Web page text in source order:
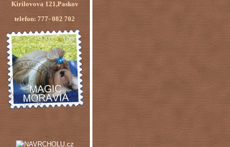
Kirilovova 121,Paskov
telefon: 777- 082 702